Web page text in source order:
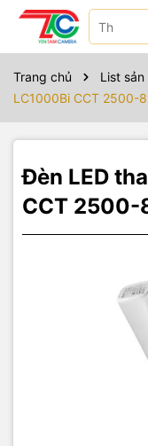
Trang chủ List
LC1000Bi CCT 2500-
Đèn LED
CCT
Sản phẩm bao
Barndoor
Grid
Bộ nguồn
Túi đựng